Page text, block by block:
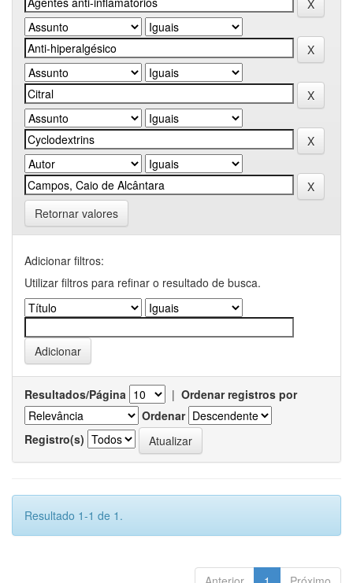
Retornar valores
Adicionar filtros:
Utilizar filtros para refinar o resultado de busca.
Resultados/Página | Ordenar registros por
Ordenar
Registro(s)
Resultado 1-1 de 1.